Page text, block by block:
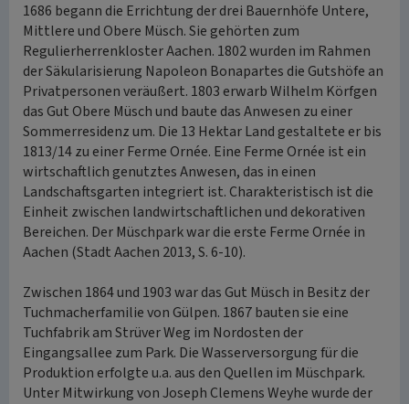
1686 begann die Errichtung der drei Bauernhöfe Untere,
Mittlere und Obere Müsch. Sie gehörten zum
Regulierherrenkloster Aachen. 1802 wurden im Rahmen
der Säkularisierung Napoleon Bonapartes die Gutshöfe an
Privatpersonen veräußert. 1803 erwarb Wilhelm Körfgen
das Gut Obere Müsch und baute das Anwesen zu einer
Sommerresidenz um. Die 13 Hektar Land gestaltete er bis
1813/14 zu einer Ferme Ornée. Eine Ferme Ornée ist ein
wirtschaftlich genutztes Anwesen, das in einen
Landschaftsgarten integriert ist. Charakteristisch ist die
Einheit zwischen landwirtschaftlichen und dekorativen
Bereichen. Der Müschpark war die erste Ferme Ornée in
Aachen (Stadt Aachen 2013, S. 6-10).
Zwischen 1864 und 1903 war das Gut Müsch in Besitz der
Tuchmacherfamilie von Gülpen. 1867 bauten sie eine
Tuchfabrik am Strüver Weg im Nordosten der
Eingangsallee zum Park. Die Wasserversorgung für die
Produktion erfolgte u.a. aus den Quellen im Müschpark.
Unter Mitwirkung von Joseph Clemens Weyhe wurde der